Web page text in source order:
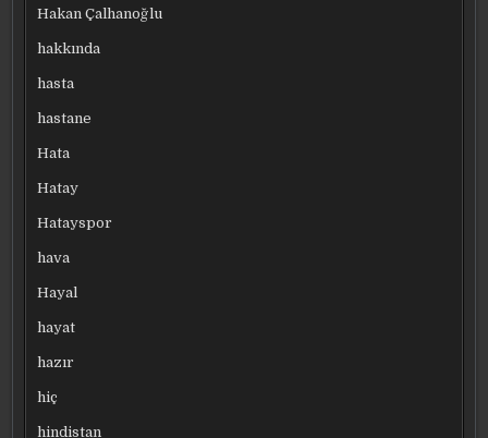
Hakan Çalhanoğlu
hakkında
hasta
hastane
Hata
Hatay
Hatayspor
hava
Hayal
hayat
hazır
hiç
hindistan